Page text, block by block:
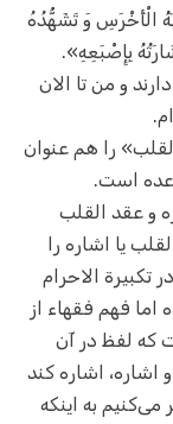
الْأَخْرَسِ وَ تَشَهُّدُهُ
بِإِصْبَعِهِ».
و من تا الان
را هم عنوان
است.
و عقد القلب
یا اشاره را
تکبیرة الاحرام
فهم فقهاء از
که لفظ در آن
اشاره کند
به اینکه